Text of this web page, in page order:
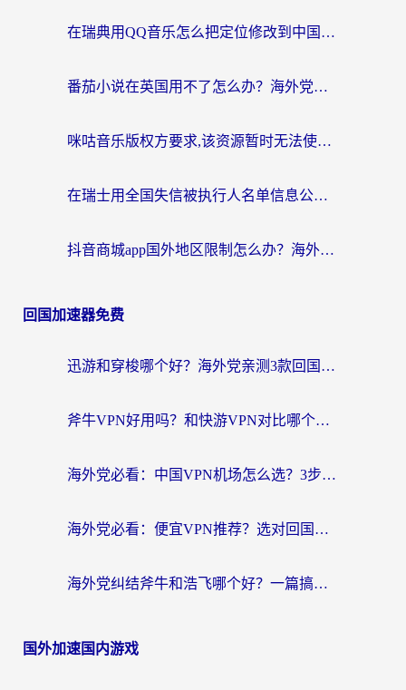
在瑞典用QQ音乐怎么把定位修改到中国国内？留学生亲测有效的回国加速方案
番茄小说在英国用不了怎么办？海外党亲测有效的回国加速解决方案
咪咕音乐版权方要求,该资源暂时无法使用？海外党这样解决听歌听书+看剧炒股难题
在瑞士用全国失信被执行人名单信息公布与查询地区限制怎么办？还能看欧洲杯直播和咪咕视频吗？
抖音商城app国外地区限制怎么办？海外党解锁国内内容的实用指南
回国加速器免费
迅游和穿梭哪个好？海外党亲测3款回国加速器+手游加速对比，附避坑指南
斧牛VPN好用吗？和快游VPN对比哪个回国效果更好？马来西亚留学生亲测分享
海外党必看：中国VPN机场怎么选？3步教你无缝访问国内资源（附避坑指南）
海外党必看：便宜VPN推荐？选对回国加速器才能无缝刷国内剧玩国服
海外党纠结斧牛和浩飞哪个好？一篇搞定回国加速器选择+无缝访问国内资源指南
国外加速国内游戏